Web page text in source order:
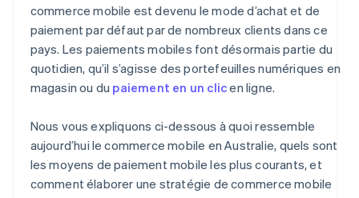
commerce mobile est devenu le mode d’achat et de
paiement par défaut par de nombreux clients dans ce
pays. Les paiements mobiles font désormais partie du
quotidien, qu’il s’agisse des portefeuilles numériques en
magasin ou du paiement en un clicen ligne.
Nous vous expliquons ci-dessous à quoi ressemble
aujourd’hui le commerce mobile en Australie, quels sont
les moyens de paiement mobile les plus courants, et
comment élaborer une stratégie de commerce mobile